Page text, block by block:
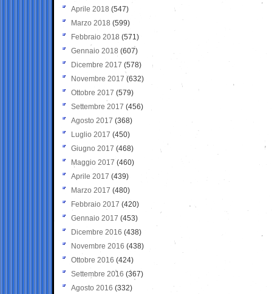
Aprile 2018 (547)
Marzo 2018 (599)
Febbraio 2018 (571)
Gennaio 2018 (607)
Dicembre 2017 (578)
Novembre 2017 (632)
Ottobre 2017 (579)
Settembre 2017 (456)
Agosto 2017 (368)
Luglio 2017 (450)
Giugno 2017 (468)
Maggio 2017 (460)
Aprile 2017 (439)
Marzo 2017 (480)
Febbraio 2017 (420)
Gennaio 2017 (453)
Dicembre 2016 (438)
Novembre 2016 (438)
Ottobre 2016 (424)
Settembre 2016 (367)
Agosto 2016 (332)